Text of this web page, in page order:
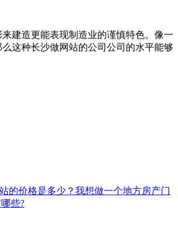
建造更能表现制造业的谨慎特色。像一
这种长沙做网站的公司公司的水平能够
的价格是多少？ 我想做一个地方房产门
些?